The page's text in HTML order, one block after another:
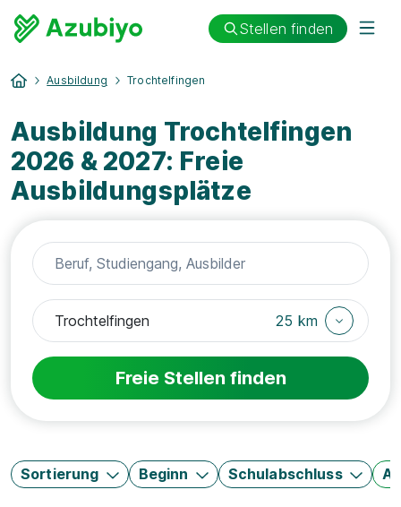
Stellen finden
Ausbildung Trochtelfingen
Ausbildung Trochtelfingen
2026 & 2027: Freie
Ausbildungsplätze
25 km
Freie Stellen finden
Sortierung Beginn Schulabschluss